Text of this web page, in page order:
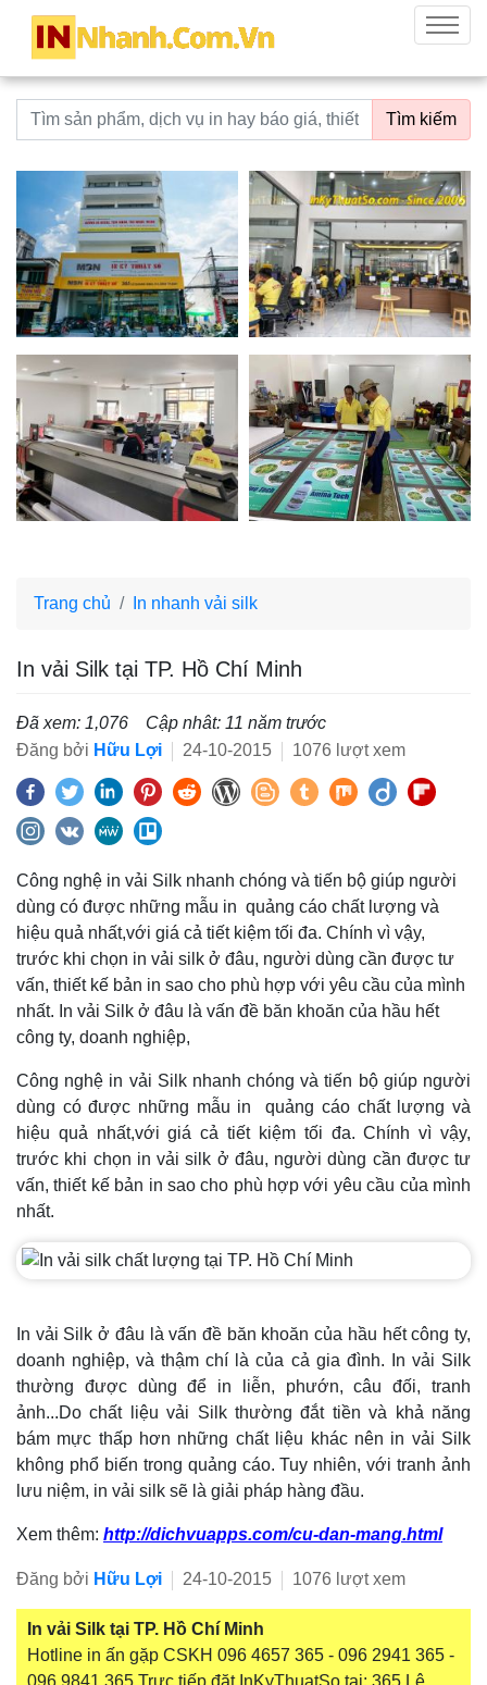
innhanh.com.vn
Menu
Từ khoá tìm kiếm Tìm kiếm
Trang chủ In nhanh vải silk
In vải Silk tại TP. Hồ Chí Minh
Đã xem: 1,076
Cập nhât: 11 năm trước
Đăng bởi Hữu Lợi 24-10-2015 1076 lượt xem
Công nghệ in vải Silk nhanh chóng và tiến bộ giúp người
dùng có được những mẫu in quảng cáo chất lượng và
hiệu quả nhất,với giá cả tiết kiệm tối đa. Chính vì vậy,
trước khi chọn in vải silk ở đâu, người dùng cần được tư
vấn, thiết kế bản in sao cho phù hợp với yêu cầu của mình
nhất. In vải Silk ở đâu là vấn đề băn khoăn của hầu hết
công ty, doanh nghiệp,
Công nghệ in vải Silk nhanh chóng và tiến bộ giúp người
dùng có được những mẫu in quảng cáo chất lượng và
hiệu quả nhất,với giá cả tiết kiệm tối đa. Chính vì vậy,
trước khi chọn in vải silk ở đâu, người dùng cần được tư
vấn, thiết kế bản in sao cho phù hợp với yêu cầu của mình
nhất.
In vải Silk ở đâu là vấn đề băn khoăn của hầu hết công ty,
doanh nghiệp, và thậm chí là của cả gia đình. In vải Silk
thường được dùng để in liễn, phướn, câu đối, tranh
ảnh...Do chất liệu vải Silk thường đắt tiền và khả năng
bám mực thấp hơn những chất liệu khác nên in vải Silk
không phổ biến trong quảng cáo. Tuy nhiên, với tranh ảnh
lưu niệm, in vải silk sẽ là giải pháp hàng đầu.
Xem thêm: http://dichvuapps.com/cu-dan-mang.html
Đăng bởi Hữu Lợi 24-10-2015 1076 lượt xem
In vải Silk tại TP. Hồ Chí Minh
Hotline in ấn gặp CSKH 096 4657 365 - 096 2941 365 -
096 9841 365 Trực tiếp đặt InKyThuatSo tại: 365 Lê